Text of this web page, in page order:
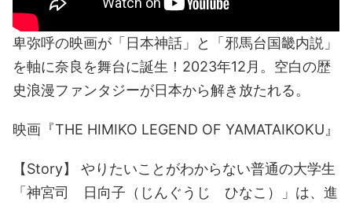
卑弥呼の映画が「日本神話」と「邪馬台国畿内説」
を軸に奈良を舞台に誕生！2023年12月。空白の歴
史浪漫ファンタジーが日本から解き放たれる。
映画『THE HIMIKO LEGEND OF YAMATAIKOKU』
【Story】 やりたいことがわからない普通の大学生
「神宮司 日向子（じんぐうじ ひなこ）」は、進